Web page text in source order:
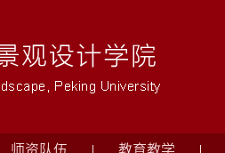
师资队伍 教育教学